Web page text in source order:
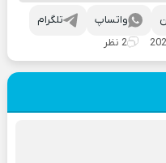
تلگرام واتساپ
2 نظر